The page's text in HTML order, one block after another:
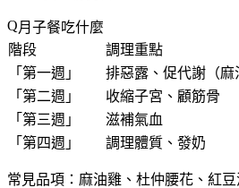
月子餐吃什麼
階段
調理重點
「 第一週 」
排惡露、促代謝（麻
「 第二週 」
收縮子宮、顧筋骨
「 第三週 」
滋補氣血
「 第四週 」 調理體質、發奶
常見品項：麻油雞、杜仲腰花、紅